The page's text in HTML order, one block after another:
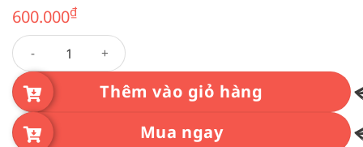
600.000₫
Bó hoa 83 số lượng
Thêm vào giỏ hàng
Mua ngay